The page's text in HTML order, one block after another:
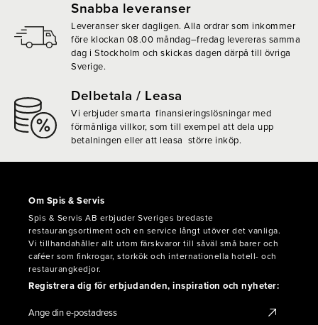
Snabba leveranser
Leveranser sker dagligen. Alla ordrar som inkommer
före klockan 08.00 måndag–fredag levereras samma
dag i Stockholm och skickas dagen därpå till övriga
Sverige.
Delbetala / Leasa
Vi erbjuder smarta finansieringslösningar med
förmånliga villkor, som till exempel att dela upp
betalningen eller att leasa större inköp.
Om Spis & Servis
Spis & Servis AB erbjuder Sveriges bredaste
restaurangsortiment och en service långt utöver det vanliga.
Vi tillhandahåller allt utom färskvaror till såväl små barer och
caféer som finkrogar, storkök och internationella hotell- och
restaurangkedjor.
Registrera dig för erbjudanden, inspiration och nyheter: